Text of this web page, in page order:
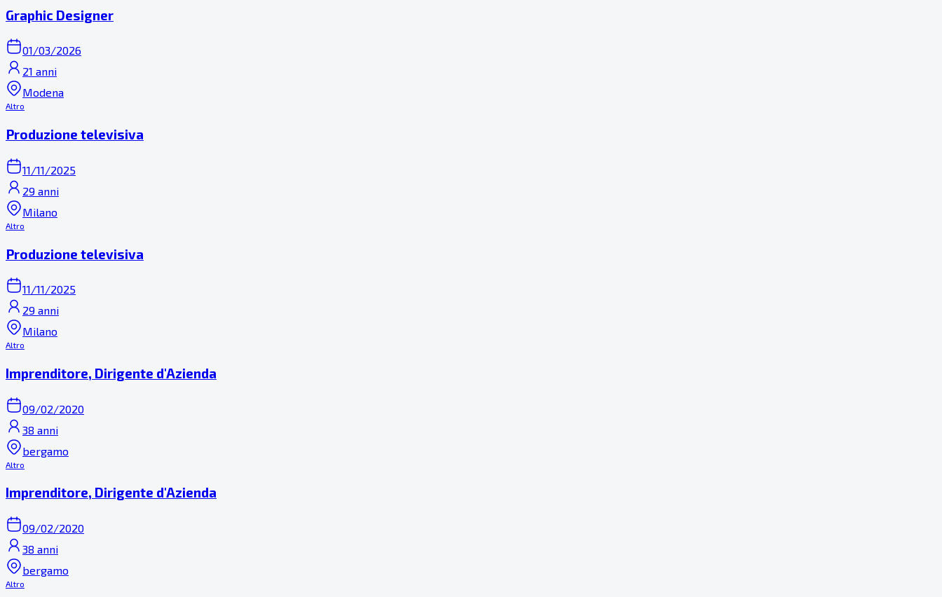
Graphic Designer
01/03/2026
21 anni
Modena
Altro
Produzione televisiva
11/11/2025
29 anni
Milano
Altro
Produzione televisiva
11/11/2025
29 anni
Milano
Altro
Imprenditore, Dirigente d'Azienda
09/02/2020
38 anni
bergamo
Altro
Imprenditore, Dirigente d'Azienda
09/02/2020
38 anni
bergamo
Altro